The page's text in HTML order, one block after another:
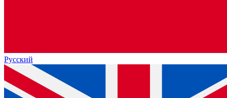
Русский